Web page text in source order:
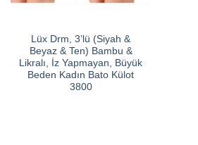
Lüx Drm, 3’lü (Siyah &
Beyaz & Ten) Bambu &
Likralı, İz Yapmayan, Büyük
Beden Kadın Bato Külot
3800